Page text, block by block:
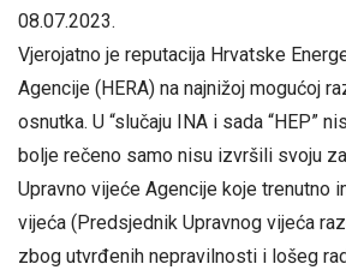
08.07.2023.
Vjerojatno je reputacija Hrvatske
Agencije (HERA) na najnižoj mogućoj
osnutka. U “slučaju INA i sada “HEP”
bolje rečeno samo nisu izvršili svoju
Upravno vijeće Agencije koje trenutno
vijeća (Predsjednik Upravnog vijeća
zbog utvrđenih nepravilnosti i lošeg